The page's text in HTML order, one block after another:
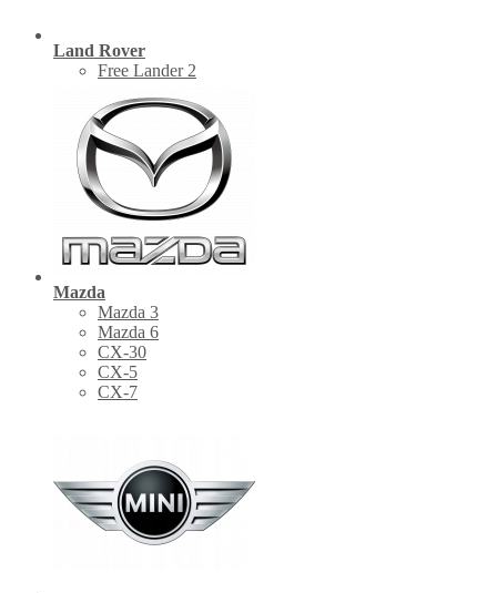
Land Rover
Free Lander 2
Mazda
Mazda 3
Mazda 6
CX-30
СХ-5
CX-7